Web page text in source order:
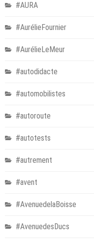
#AURA
#AurélieFournier
#AurélieLeMeur
#autodidacte
#automobilistes
#autoroute
#autotests
#autrement
#avent
#AvenuedelaBoisse
#AvenuedesDucs